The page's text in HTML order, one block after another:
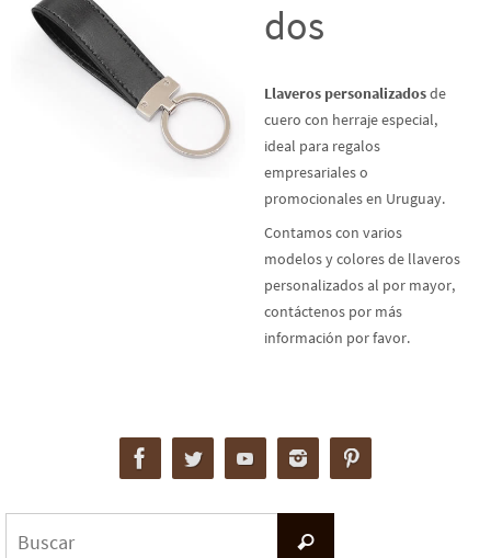
dos
Llaveros personalizadosde
cuero con herraje especial,
ideal para regalos
empresariales o
promocionales en Uruguay.
Contamos con varios
modelos y colores de llaveros
personalizados al por mayor,
contáctenos por más
información por favor.
Buscar